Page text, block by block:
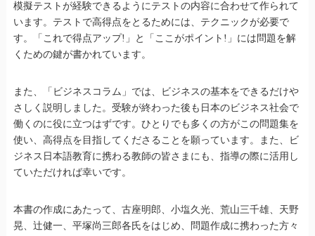
模擬テストが経験できるようにテストの内容に合わせて作られて
います。テストで高得点をとるためには、テクニックが必要で
す。「これで得点アップ!」と「ここがポイント!」には問題を解
くための鍵が書かれています。
また、「ビジネスコラム」では、ビジネスの基本をできるだけや
さしく説明しました。受験が終わった後も日本のビジネス社会で
働くのに役に立つはずです。ひとりでも多くの方がこの問題集を
使い、高得点を目指してくださることを願っています。また、ビ
ジネス日本語教育に携わる教師の皆さまにも、指導の際に活用し
ていただければ幸いです。
本書の作成にあたって、古座明郎、小塩久光、荒山三千雄、天野
晃、辻健一、平塚尚三郎各氏をはじめ、問題作成に携わった方々